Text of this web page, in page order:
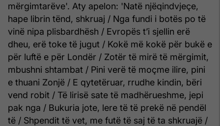
mërgimtarëve'. Aty apelon: 'Natë njëqindvjeçe,
hape librin tënd, shkruaj / Nga fundi i botës po të
vinë nipa plisbardhësh / Evropës t’i sjellin erë
dheu, erë toke të jugut / Kokë më kokë për bukë e
për luftë e për Londër / Zotër të mirë të mërgimit,
mbushni shtambat / Pini verë të moçme ilire, pini
e thuani Zonjë / E qytetëruar, rrudhe kindin, bëri
vend robit / Të lirisë sate të madhërueshme, jepi
pak nga / Bukuria jote, lere të të prekë në pendël
të / Shpendit të vet, me futë të saj të ta shkruajë /